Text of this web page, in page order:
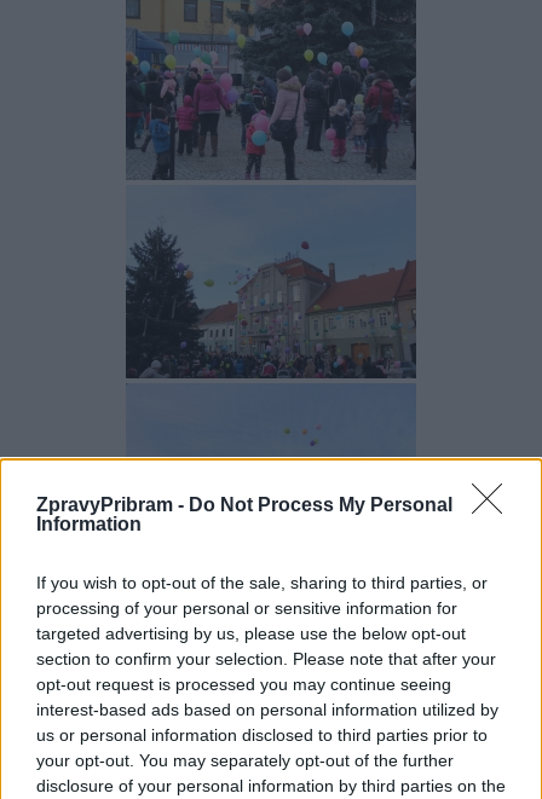
ZpravyPribram - Do Not Process My Personal
Information
If you wish to opt-out of the sale, sharing to third parties, or
processing of your personal or sensitive information for
targeted advertising by us, please use the below opt-out
section to confirm your selection. Please note that after your
opt-out request is processed you may continue seeing
interest-based ads based on personal information utilized by
us or personal information disclosed to third parties prior to
your opt-out. You may separately opt-out of the further
disclosure of your personal information by third parties on the